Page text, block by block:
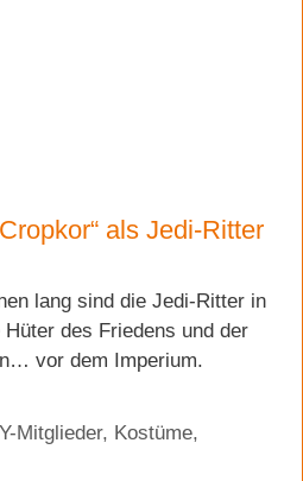
als Jedi-Ritter
lang sind die Jedi-Ritter in
des Friedens und der
vor dem Imperium.
Mitglieder, Kostüme,